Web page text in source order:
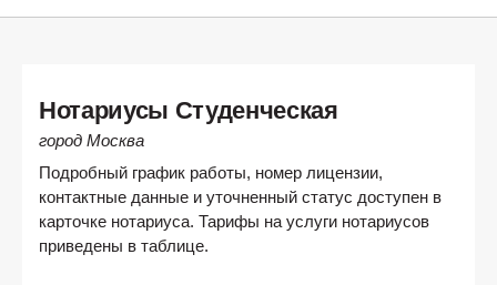
Нотариусы Студенческая
город Москва
Подробный график работы, номер лицензии,
контактные данные и уточненный статус доступен в
карточке нотариуса. Тарифы на услуги нотариусов
приведены в таблице.